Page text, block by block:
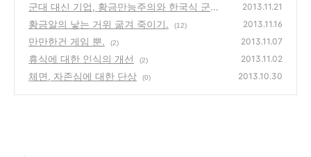
군대 대신 기업, 황금만능주의와 한국식 군국
주의.
(0)
2013.11.21
황금알의 낳는 거위 굶겨 죽이기. (12) 2013.11.16
만만한건 게임 뿐. (2) 2013.11.07
휴식에 대한 인식의 개선 (2) 2013.11.02
체면, 자존심에 대한 단상 (0) 2013.10.30